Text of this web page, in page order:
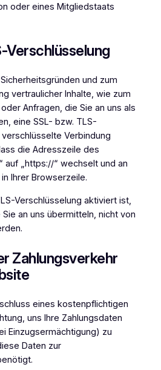
oder eines Mitgliedstaats
Verschlüsselung
und zum
vertraulicher Inhalte, wie zum
Anfragen, die Sie an uns als
eine SSL- bzw. TLS-
Verbindung
die Adresszeile des
auf „https://“ wechselt und an
Ihrer Browserzeile.
Verschlüsselung aktiviert ist,
an uns übermitteln, nicht von
Zahlungsverkehr
eines kostenpflichtigen
uns Ihre Zahlungsdaten
Einzugsermächtigung) zu
Daten zur